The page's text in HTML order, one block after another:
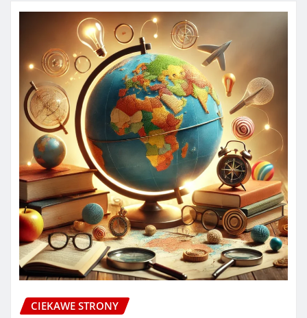
CIEKAWE STRONY